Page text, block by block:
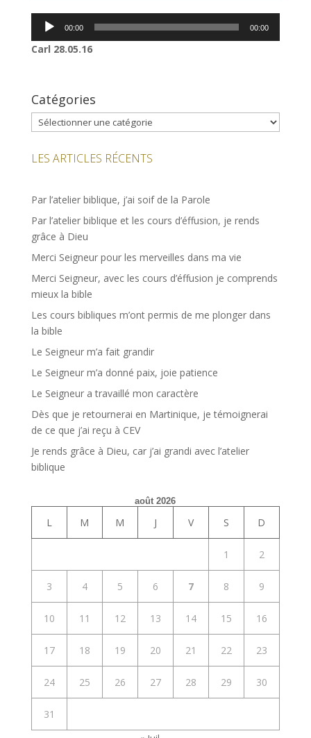
Lecteur
00:00 00:00
Carl 28.05.16
Catégories
Catégories
LES ARTICLES RÉCENTS
Par l’atelier biblique, j’ai soif de la Parole
Par l’atelier biblique et les cours d’éffusion, je rends
grâce à Dieu
Merci Seigneur pour les merveilles dans ma vie
Merci Seigneur, avec les cours d’éffusion je comprends
mieux la bible
Les cours bibliques m’ont permis de me plonger dans
la bible
Le Seigneur m’a fait grandir
Le Seigneur m’a donné paix, joie patience
Le Seigneur a travaillé mon caractère
Dès que je retournerai en Martinique, je témoignerai
de ce que j’ai reçu à CEV
Je rends grâce à Dieu, car j’ai grandi avec l’atelier
biblique
août 2026
L M M J V S D
1 2
3 4 5 6 7 8 9
10 11 12 13 14 15 16
17 18 19 20 21 22 23
24 25 26 27 28 29 30
31